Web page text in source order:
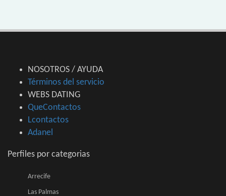
NOSOTROS / AYUDA
Términos del servicio
WEBS DATING
QueContactos
Lcontactos
Adanel
Perfiles por categorias
Arrecife
Las Palmas